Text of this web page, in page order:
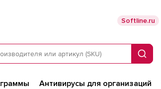
Softline.ru
Поиск
Антивирусы для организаций